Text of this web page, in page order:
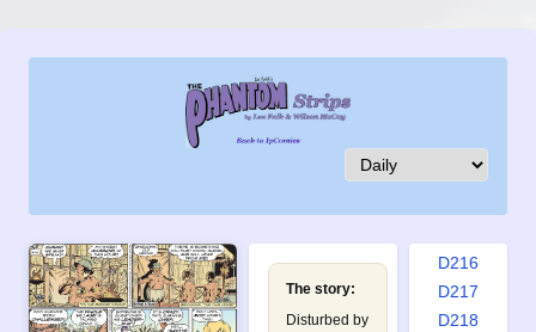
The story:
Disturbed by
D209
D212
D216
D217
D218